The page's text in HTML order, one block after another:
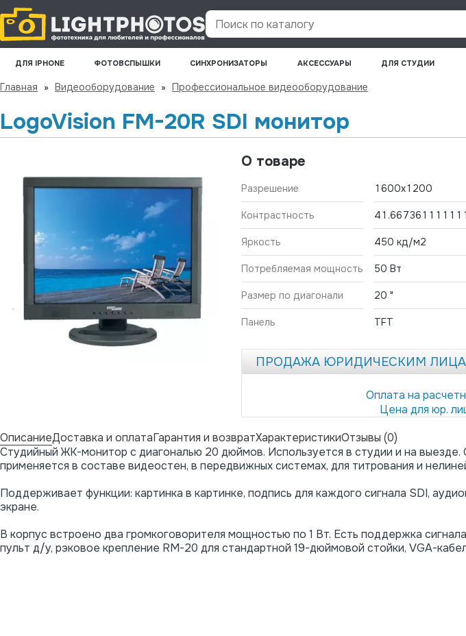
Поиск по каталогу
ДЛЯ IPHONE ФОТОВСПЫШКИ СИНХРОНИЗАТОРЫ АКСЕССУАРЫ ДЛЯ СТУДИИ
Главная » Видеооборудование » Профессиональное видеооборудование
LogoVision FM-20R SDI монитор
ПРОДАЖА ЮРИДИЧЕСКИМ
Оплата на
Цена для юр.
О товаре
Разрешение 1600x1200
Контрастность 41.667361111111
Яркость 450 кд/м2
Потребляемая мощность 50 Вт
Размер по диагонали 20 "
Панель TFT
ОписаниеДоставка и оплатаГарантия и возвратХарактеристикиОтзывы (0)
Студийный ЖК-монитор с диагональю 20 дюймов. Используется в студии и на
применяется в составе видеостен, в передвижных системах, для титрования и
Поддерживает функции: картинка в картинке, подпись для каждого сигнала SDI,
экране.
В корпус встроено два громкоговорителя мощностью по 1 Вт. Есть поддержка
пульт д/у, рэковое крепление RM-20 для стандартной 19-дюймовой стойки, VGA-